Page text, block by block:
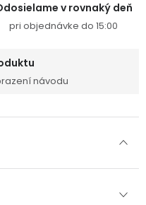
v rovnaký deň
pri objednávke do 15:00
návodu